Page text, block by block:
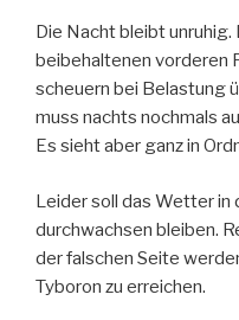
Die Nacht bleibt
beibehaltenen vorderen
scheuern bei Belastung
muss nachts nochmals
Es sieht aber ganz in
Leider soll das Wetter in
durchwachsen bleiben.
der falschen Seite
Tyboron zu erreichen.